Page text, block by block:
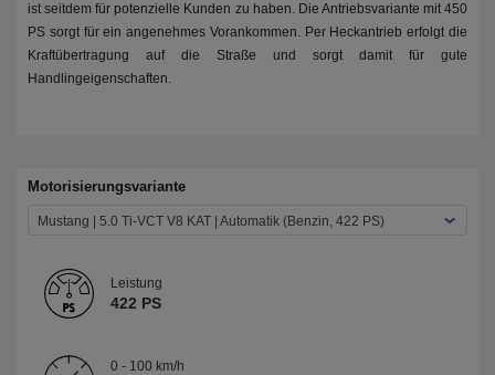
ist seitdem für potenzielle Kunden zu haben. Die Antriebsvariante mit 450
PS sorgt für ein angenehmes Vorankommen. Per Heckantrieb erfolgt die
Kraftübertragung auf die Straße und sorgt damit für gute
Handlingeigenschaften.
Motorisierungsvariante
Mustang | 5.0 Ti-VCT V8 KAT | Automatik (Benzin, 422 PS)
Leistung
422 PS
0 - 100 km/h